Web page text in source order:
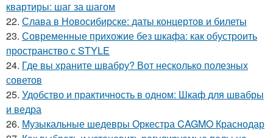
квартиры: шаг за шагом
22. Слава в Новосибирске: даты концертов и билеты
23. Современные прихожие без шкафа: как обустроить
пространство с STYLE
24. Где вы храните швабру? Вот несколько полезных
советов
25. Удобство и практичность в одном: Шкаф для швабры
и ведра
26. Музыкальные шедевры Оркестра CAGMO Краснодар